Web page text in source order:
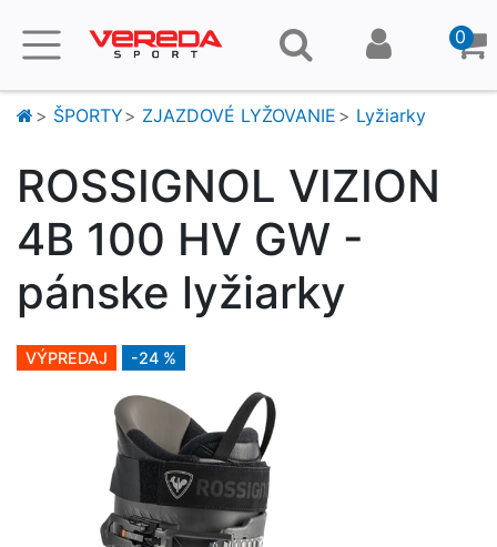
0
ŠPORTY ZJAZDOVÉ LYŽOVANIE Lyžiarky
ROSSIGNOL VIZION
4B 100 HV GW -
pánske lyžiarky
VÝPREDAJ -24 %